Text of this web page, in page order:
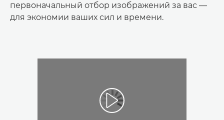
первоначальный отбор изображений за вас —
для экономии ваших сил и времени.